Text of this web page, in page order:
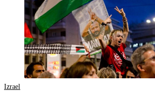
Izrael